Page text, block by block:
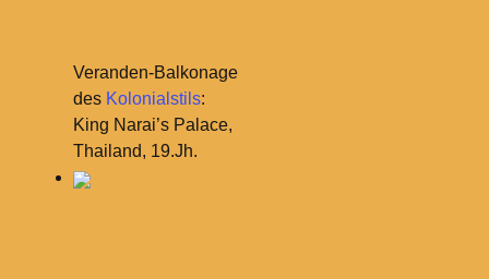
Veranden-Balkonage
des Kolonialstils:
King Narai’s Palace,
Thailand, 19.Jh.